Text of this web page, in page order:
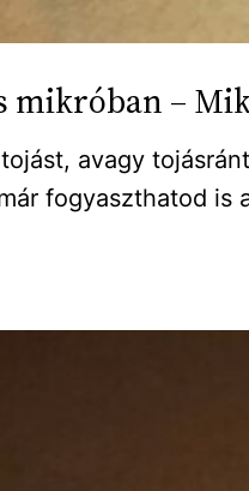
mikróban –
avagy
fogyaszthatod is